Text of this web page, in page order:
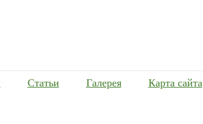
Статьи Галерея Карта сайта